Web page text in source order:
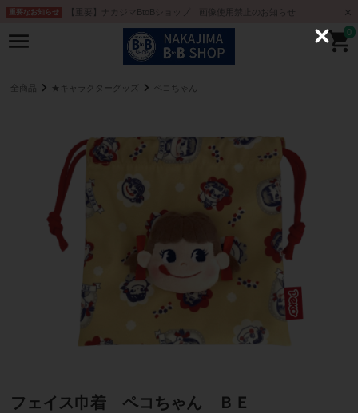
重要なお知らせ 【重要】ナカジマBtoBショップ 画像使用禁止のお知らせ
0
全商品 ★キャラクターグッズ ペコちゃん
フェイス巾着 ペコちゃん ＢＥ
C